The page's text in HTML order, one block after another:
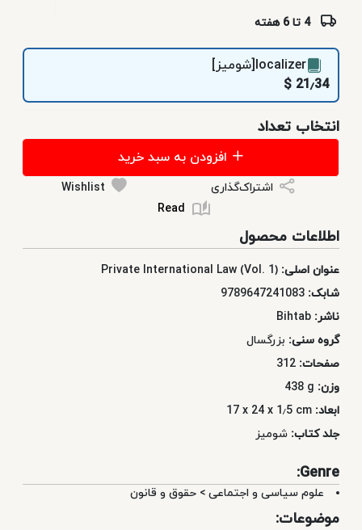
4 تا 6 هفته
localizer[شومیز]
21٫34 $
انتخاب تعداد
افزودن به سبد خرید
اشتراک‌گذاری
Wishlist
Read
اطلاعات محصول
عنوان اصلی: Private International Law (Vol. 1)
شابک: 9789647241083
ناشر: Bihtab
گروه سنی: بزرگسال
صفحات: 312
وزن: 438 g
ابعاد: 17 x 24 x 1٫5 cm
جلد کتاب: شومیز
Genre:
علوم سیاسی و اجتماعی > حقوق و قانون
موضوعات: